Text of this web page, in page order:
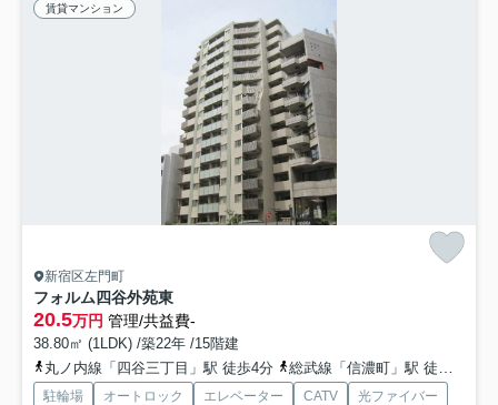
賃貸マンション
新宿区左門町
フォルム四谷外苑東
20.5万円 管理/共益費-
38.80㎡ (1LDK) /築22年 /15階建
丸ノ内線「四谷三丁目」駅 徒歩4分
総武線「信濃町」駅 徒歩7分
駐輪場 オートロック エレベーター CATV
光ファイバー